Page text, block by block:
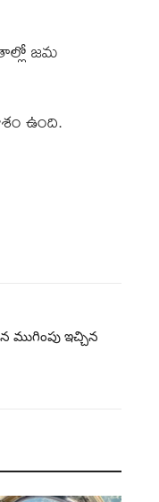
జమ
ఉంది.
ఇచ్చిన